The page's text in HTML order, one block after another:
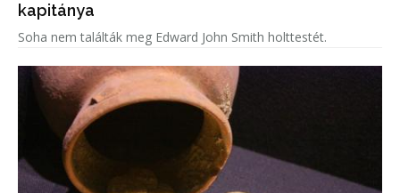
kapitánya
Soha nem találták meg Edward John Smith holttestét.